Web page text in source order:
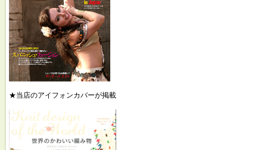
★当店のアイフォンカバーが掲載